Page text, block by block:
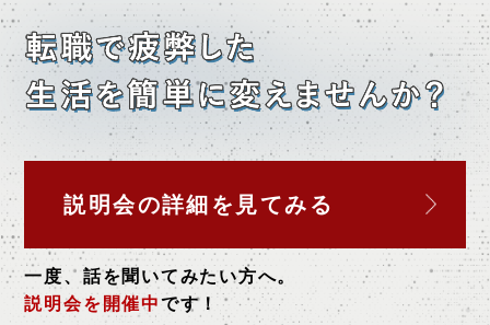
説明会の詳細を 見てみる
一度、話を聞いてみたい方へ。
説明会を開催中です！